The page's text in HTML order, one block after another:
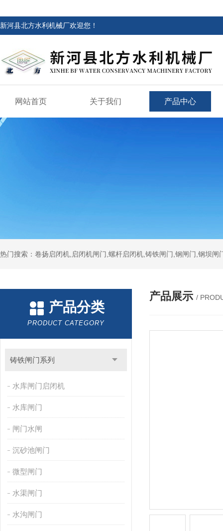
新河县北方水利机械厂欢迎您！
网站首页 关于我们 产品中心
热门搜索：卷扬启闭机,启闭机闸门,螺杆启闭机,铸铁闸门,钢闸门,钢坝
产品分类
PRODUCT CATEGORY
铸铁闸门系列
水库闸门启闭机
水库闸门
闸门水闸
沉砂池闸门
微型闸门
水渠闸门
水沟闸门
产品展示 /